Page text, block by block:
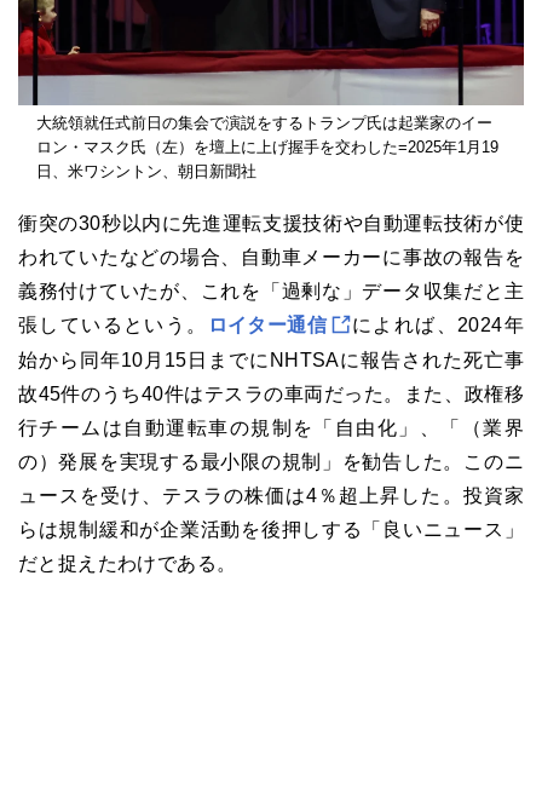
大統領就任式前日の集会で演説をするトランプ氏は起業家のイー
ロン・マスク氏（左）を壇上に上げ握手を交わした=2025年1月19
日、米ワシントン、朝日新聞社
衝突の30秒以内に先進運転支援技術や自動運転技術が使
われていたなどの場合、自動車メーカーに事故の報告を
義務付けていたが、これを「過剰な」データ収集だと主
張しているという。
ロイター通信
によれば、2024年
始から同年10月15日までにNHTSAに報告された死亡事
故45件のうち40件はテスラの車両だった。また、政権移
行チームは自動運転車の規制を「自由化」、「（業界
の）発展を実現する最小限の規制」を勧告した。このニ
ュースを受け、テスラの株価は4％超上昇した。投資家
らは規制緩和が企業活動を後押しする「良いニュース」
だと捉えたわけである。